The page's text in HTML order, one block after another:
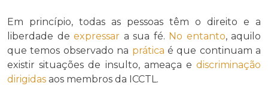
Em princípio, todas as pessoas têm o direito e a
liberdade de expressar a sua fé. No entanto, aquilo
que temos observado na prática é que continuam a
existir situações de insulto, ameaça e discriminação
dirigidas aos membros da ICCTL.